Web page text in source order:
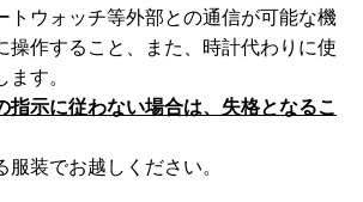
ウォッチ等外部との通信が可能な機
操作すること、また、時計代わりに使
す。
示に従わない場合は、失格となるこ
装でお越しください。